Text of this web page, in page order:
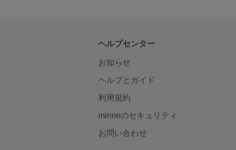
ヘルプセンター
お知らせ
ヘルプとガイド
利用規約
minneのセキュリティ
お問い合わせ